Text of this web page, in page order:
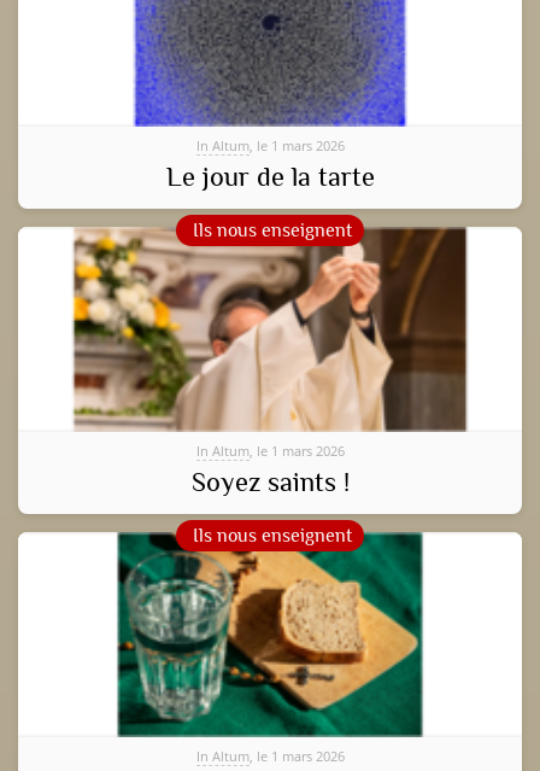
In Altum, le 1 mars 2026
Le jour de la tarte
Ils nous enseignent
In Altum, le 1 mars 2026
Soyez saints !
Ils nous enseignent
In Altum, le 1 mars 2026